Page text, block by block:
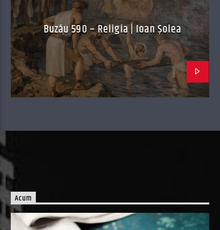
Buzău 590 – Religia | Ioan Șolea
Acum